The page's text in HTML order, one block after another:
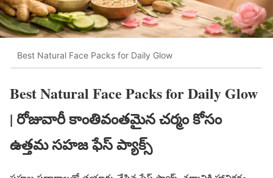
Best Natural Face Packs for Daily Glow
Best Natural Face Packs for Daily Glow
| రోజువారీ కాంతివంతమైన చర్మం కోసం
ఉత్తమ సహజ ఫేస్ ప్యాక్స్